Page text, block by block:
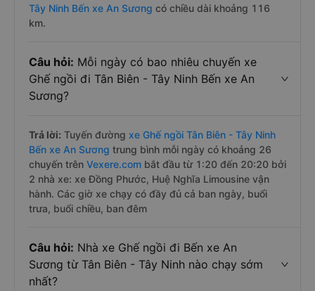
Tây Ninh Bến xe An Sương có chiều dài khoảng 116
km.
Câu hỏi: Mỗi ngày có bao nhiêu chuyến xe
Ghế ngồi đi Tân Biên - Tây Ninh Bến xe An
Sương?
Trả lời: Tuyến đường xe Ghế ngồi Tân Biên - Tây Ninh
Bến xe An Sương trung bình mỗi ngày có khoảng 26
chuyến trên Vexere.com bắt đầu từ 1:20 đến 20:20 bởi
2 nhà xe: xe Đồng Phước, Huệ Nghĩa Limousine vận
hành. Các giờ xe chạy có đầy đủ cả ban ngày, buổi
trưa, buổi chiều, ban đêm
Câu hỏi: Nhà xe Ghế ngồi đi Bến xe An
Sương từ Tân Biên - Tây Ninh nào chạy sớm
nhất?